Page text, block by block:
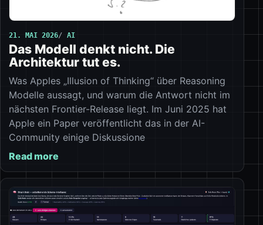
21. MAI 2026 AI
Das Modell denkt nicht. Die
Architektur tut es.
Was Apples „Illusion of Thinking“ über Reasoning
Modelle aussagt, und warum die Antwort nicht im
nächsten Frontier-Release liegt. Im Juni 2025 hat
Apple ein Paper veröffentlicht das in der AI-
Community einige Diskussione
Read more